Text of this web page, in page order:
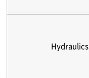
Hydraulics